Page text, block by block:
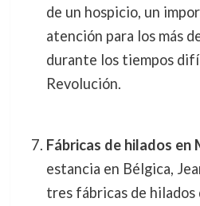
de un hospicio, un
atención para los más
durante los tiempos
Revolución.
Fábricas de hilados en
estancia en Bélgica,
tres fábricas de hilados